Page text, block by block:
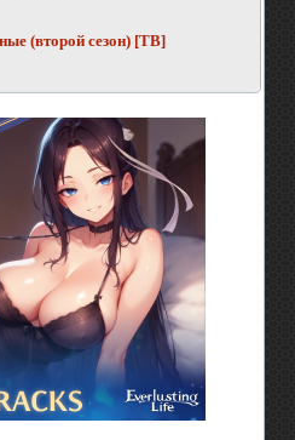
(второй сезон) [ТВ]